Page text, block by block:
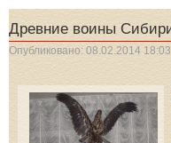
Древние воины
Опубликовано: 08.02.2014 18:03